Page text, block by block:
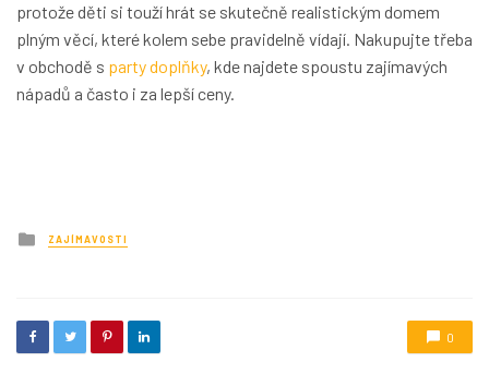
protože děti si touží hrát se skutečně realistickým domem
plným věcí, které kolem sebe pravidelně vídají. Nakupujte třeba
v obchodě s party doplňky, kde najdete spoustu zajímavých
nápadů a často i za lepší ceny.
Posted
in
ZAJÍMAVOSTI
0